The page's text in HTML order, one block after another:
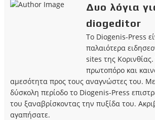
Δυο λόγια
diogeditor
Το Diogenis-Press
παλαιότερα
sites της
πρωτοπόρο και
αμεσότητα προς τους αναγνώστες του.
δύσκολη περίοδο το Diogenis-Press
του ξαναβρίσκοντας την πυξίδα του.
αγαπήσατε.